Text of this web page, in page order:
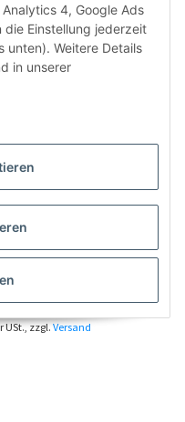
4, Google Ads
die Einstellung jederzeit
unten). Weitere Details
in unserer
USt., zzgl.Versand